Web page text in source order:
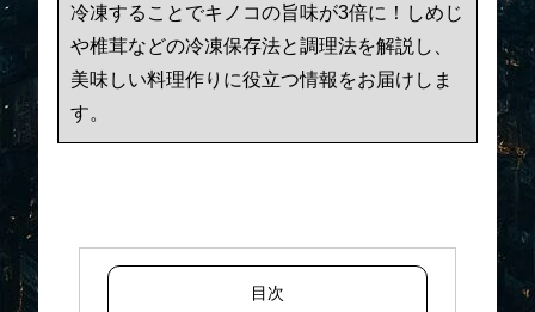
冷凍することでキノコの旨味が3倍に！しめじ
や椎茸などの冷凍保存法と調理法を解説し、
美味しい料理作りに役立つ情報をお届けしま
す。
目次